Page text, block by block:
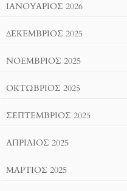
ΙΑΝΟΥΆΡΙΟΣ 2026
ΔΕΚΈΜΒΡΙΟΣ 2025
ΝΟΈΜΒΡΙΟΣ 2025
ΟΚΤΏΒΡΙΟΣ 2025
ΣΕΠΤΈΜΒΡΙΟΣ 2025
ΑΠΡΊΛΙΟΣ 2025
ΜΆΡΤΙΟΣ 2025